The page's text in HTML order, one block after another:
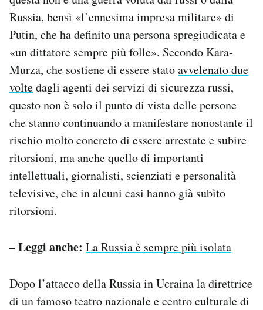
Russia, bensì «l’ennesima impresa militare» di
Putin, che ha definito una persona spregiudicata e
«un dittatore sempre più folle». Secondo Kara-
Murza, che sostiene di essere statoavvelenato due
voltedagli agenti dei servizi di sicurezza russi,
questo non è solo il punto di vista delle persone
che stanno continuando a manifestare nonostante il
rischio molto concreto di essere arrestate e subire
ritorsioni, ma anche quello di importanti
intellettuali, giornalisti, scienziati e personalità
televisive, che in alcuni casi hanno già subìto
ritorsioni.
– Leggi anche: La Russia è sempre più isolata
Dopo l’attacco della Russia in Ucraina la direttrice
di un famoso teatro nazionale e centro culturale di